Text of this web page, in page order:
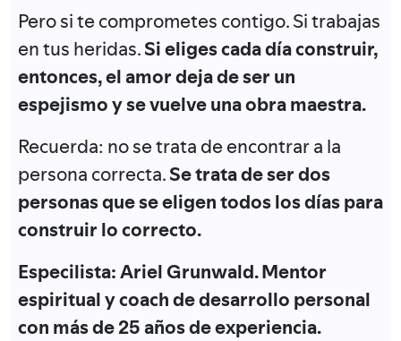
Pero si te comprometes contigo. Si trabajas
en tus heridas.Si eliges cada día construir,
entonces, el amor deja de ser un
espejismo y se vuelve una obra maestra.
Recuerda: no se trata de encontrar a la
persona correcta.Se trata de ser dos
personas que se eligen todos los días para
construir lo correcto.
Especilista: Ariel Grunwald. Mentor
espiritual y coach de desarrollo personal
con más de 25 años de experiencia.